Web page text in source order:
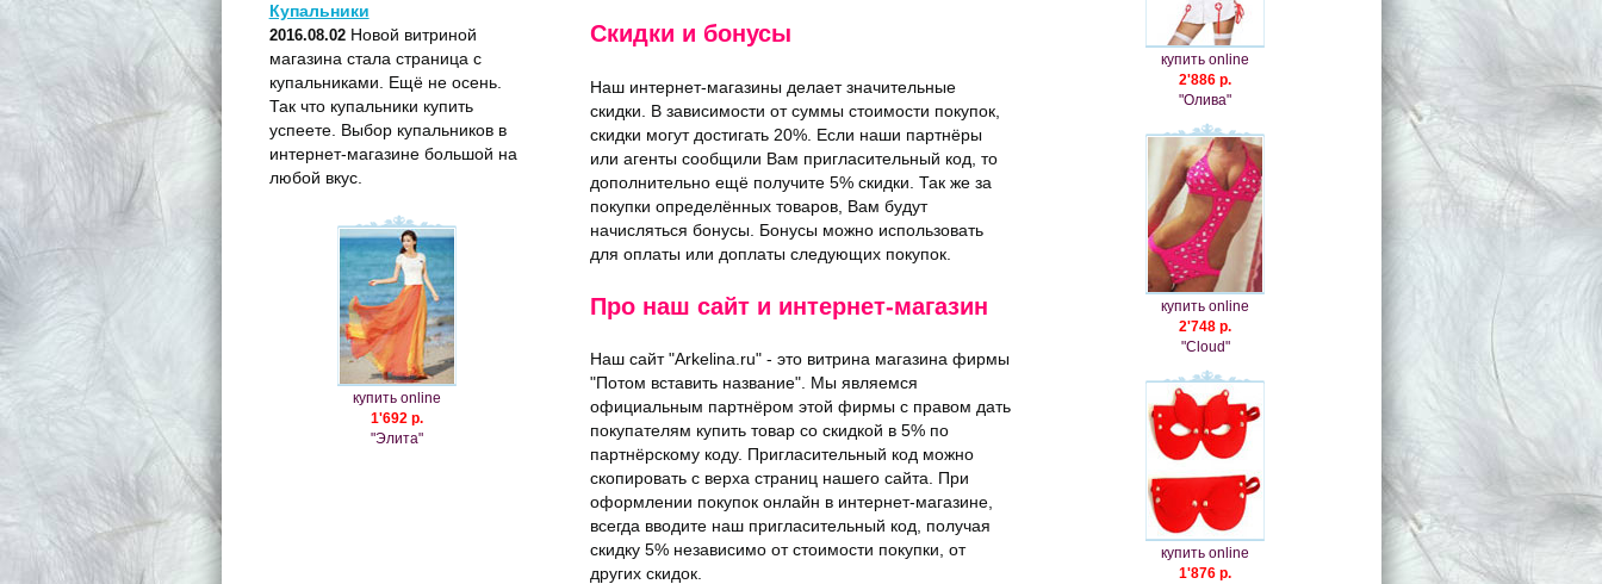
Купальники
2016.08.02Новой витриной
магазина стала страница с
купальниками. Ещё не осень.
Так что купальники купить
успеете. Выбор купальников в
интернет-магазине большой на
любой вкус.
купить online
1'692 р.
"Элита"
Скидки и бонусы
Наш интернет-магазины делает значительные
скидки. В зависимости от суммы стоимости покупок,
скидки могут достигать 20%. Если наши партнёры
или агенты сообщили Вам пригласительный код, то
дополнительно ещё получите 5% скидки. Так же за
покупки определённых товаров, Вам будут
начисляться бонусы. Бонусы можно использовать
для оплаты или доплаты следующих покупок.
Про наш сайт и интернет-магазин
Наш сайт "Arkelina.ru" - это витрина магазина фирмы
"Потом вставить название". Мы являемся
официальным партнёром этой фирмы с правом дать
покупателям купить товар со скидкой в 5% по
партнёрскому коду. Пригласительный код можно
скопировать с верха страниц нашего сайта. При
оформлении покупок онлайн в интернет-магазине,
всегда вводите наш пригласительный код, получая
скидку 5% независимо от стоимости покупки, от
других скидок.
купить online
2'886 р.
"Олива"
купить online
2'748 р.
"Cloud"
купить online
1'876 р.